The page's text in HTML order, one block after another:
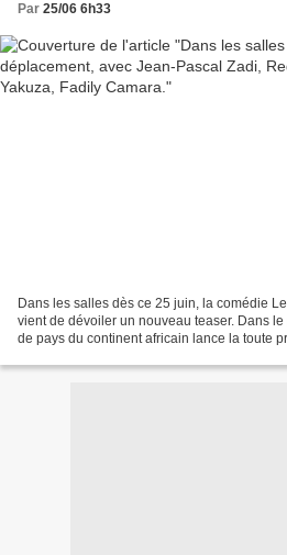
Par 25/06 6h33
Dans les salles dès ce 25 juin, la comédie
vient de dévoiler un nouveau teaser. Dans
de pays du continent africain lance la toute